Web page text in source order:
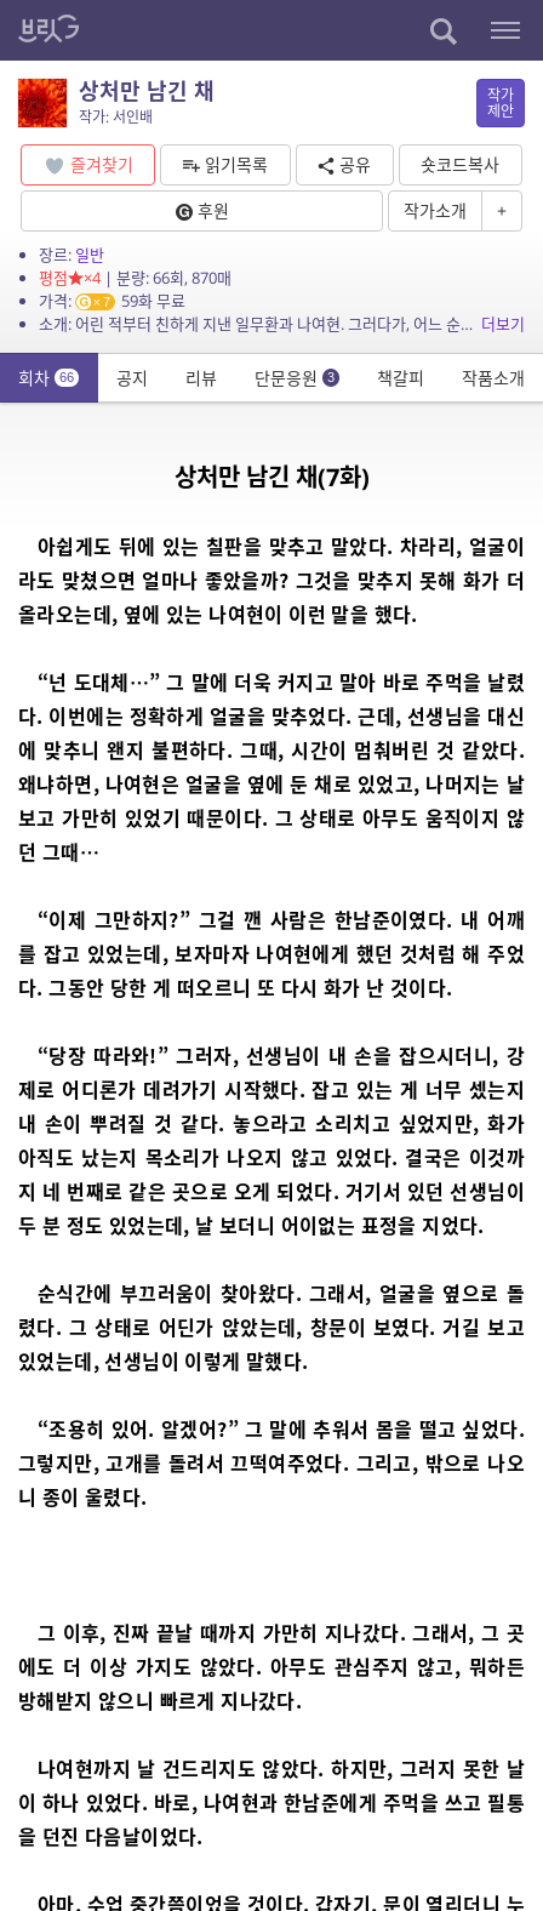
상처만 남긴 채
작가: 서인배
작가
제안
즐겨찾기 읽기목록 공유
숏코드복사
후원
작가소개 +
장르: 일반
평점
×4| 분량: 66회, 870매
가격:
7
59화 무료
소개: 어린 적부터 친하게 지낸 일무환과 나여현. 그러다가, 어느 순간에 헤어지게 되는데… 더보기
회차 66 공지 리뷰 단문응원 3 책갈피 작품소개
상처만 남긴 채(7화)
아쉽게도 뒤에 있는 칠판을 맞추고 말았다. 차라리, 얼굴이
라도 맞쳤으면 얼마나 좋았을까? 그것을 맞추지 못해 화가 더
올라오는데, 옆에 있는 나여현이 이런 말을 했다.
“넌 도대체…” 그 말에 더욱 커지고 말아 바로 주먹을 날렸
다. 이번에는 정확하게 얼굴을 맞추었다. 근데, 선생님을 대신
에 맞추니 왠지 불편하다. 그때, 시간이 멈춰버린 것 같았다.
왜냐하면, 나여현은 얼굴을 옆에 둔 채로 있었고, 나머지는 날
보고 가만히 있었기 때문이다. 그 상태로 아무도 움직이지 않
던 그때…
“이제 그만하지?” 그걸 깬 사람은 한남준이였다. 내 어깨
를 잡고 있었는데, 보자마자 나여현에게 했던 것처럼 해 주었
다. 그동안 당한 게 떠오르니 또 다시 화가 난 것이다.
“당장 따라와!” 그러자, 선생님이 내 손을 잡으시더니, 강
제로 어디론가 데려가기 시작했다. 잡고 있는 게 너무 셌는지
내 손이 뿌려질 것 같다. 놓으라고 소리치고 싶었지만, 화가
아직도 났는지 목소리가 나오지 않고 있었다. 결국은 이것까
지 네 번째로 같은 곳으로 오게 되었다. 거기서 있던 선생님이
두 분 정도 있었는데, 날 보더니 어이없는 표정을 지었다.
순식간에 부끄러움이 찾아왔다. 그래서, 얼굴을 옆으로 돌
렸다. 그 상태로 어딘가 앉았는데, 창문이 보였다. 거길 보고
있었는데, 선생님이 이렇게 말했다.
“조용히 있어. 알겠어?” 그 말에 추워서 몸을 떨고 싶었다.
그렇지만, 고개를 돌려서 끄떡여주었다. 그리고, 밖으로 나오
니 종이 울렸다.
그 이후, 진짜 끝날 때까지 가만히 지나갔다. 그래서, 그 곳
에도 더 이상 가지도 않았다. 아무도 관심주지 않고, 뭐하든
방해받지 않으니 빠르게 지나갔다.
나여현까지 날 건드리지도 않았다. 하지만, 그러지 못한 날
이 하나 있었다. 바로, 나여현과 한남준에게 주먹을 쓰고 필통
을 던진 다음날이었다.
아마, 수업 중간쯤이었을 것이다. 갑자기, 문이 열리더니 누